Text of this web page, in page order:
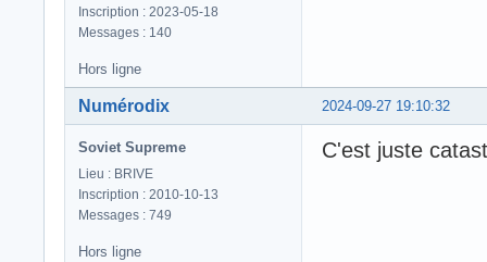
Inscription : 2023-05-18
Messages : 140
Hors ligne
2024-09-27 19:10:32
Numérodix
Soviet Supreme
Lieu : BRIVE
Inscription : 2010-10-13
Messages : 749
C'est juste
Hors ligne